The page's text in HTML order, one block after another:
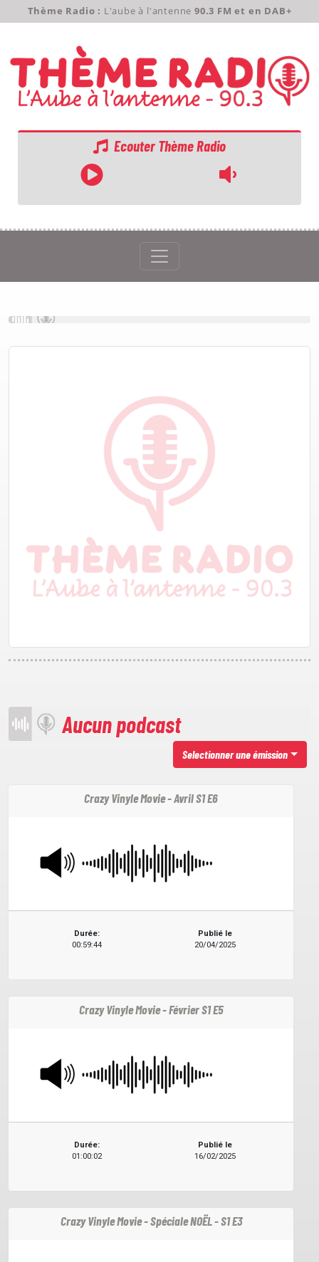
Thème Radio : L'aube à l'antenne 90.3 FM et en DAB+
Ecouter Thème Radio
Aucun podcast
Selectionner une émission
Crazy Vinyle Movie - Avril S1 E6
Durée:
00:59:44
Publié le
20/04/2025
Crazy Vinyle Movie - Février S1 E5
Durée:
01:00:02
Publié le
16/02/2025
Crazy Vinyle Movie - Spéciale NOËL - S1 E3